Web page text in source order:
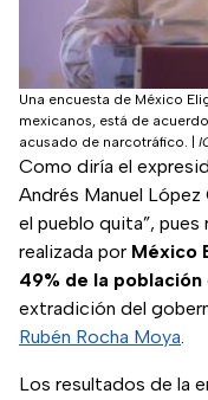
Una encuesta de México
mexicanos, está de
acusado de narcotráfico.
Como diría el
Andrés Manuel López
el pueblo quita”,
realizada por México
49% de la población
extradición del
Rubén Rocha Moya.
Los resultados de la